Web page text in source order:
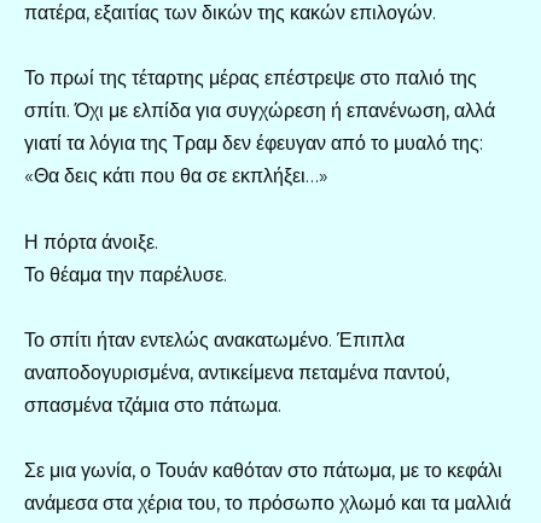
πατέρα, εξαιτίας των δικών της κακών επιλογών.
Το πρωί της τέταρτης μέρας επέστρεψε στο παλιό της
σπίτι. Όχι με ελπίδα για συγχώρεση ή επανένωση, αλλά
γιατί τα λόγια της Τραμ δεν έφευγαν από το μυαλό της:
«Θα δεις κάτι που θα σε εκπλήξει…»
Η πόρτα άνοιξε.
Το θέαμα την παρέλυσε.
Το σπίτι ήταν εντελώς ανακατωμένο. Έπιπλα
αναποδογυρισμένα, αντικείμενα πεταμένα παντού,
σπασμένα τζάμια στο πάτωμα.
Σε μια γωνία, ο Τουάν καθόταν στο πάτωμα, με το κεφάλι
ανάμεσα στα χέρια του, το πρόσωπο χλωμό και τα μαλλιά